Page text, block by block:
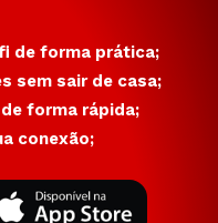
de forma prática;
sem sair de casa;
forma rápida;
conexão;